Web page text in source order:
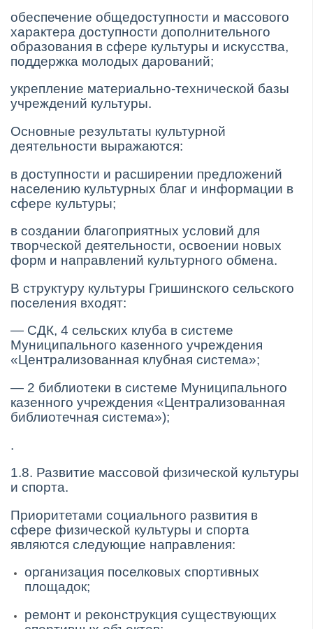
обеспечение общедоступности и массового
характера доступности дополнительного
образования в сфере культуры и искусства,
поддержка молодых дарований;
укрепление материально-технической базы
учрежде­ний культуры.
Основные результаты культурной
деятельности выражаются:
в доступности и расширении предложений
населению культурных благ и информации в
сфере культуры;
в создании благоприятных условий для
творческой деятельности, освоении новых
форм и направлений культурного обмена.
В структуру культуры Гришинского сельского
поселения входят:
— СДК, 4 сельских клуба в системе
Муниципального казенного учреждения
«Централизованная клубная система»;
— 2 библиотеки в системе Муниципального
казенного учреждения «Централизованная
библиотечная система»);
.
1.8. Развитие массовой физической культуры
и спорта.
Приоритетами социального развития в
сфере физической культуры и спорта
являются следующие направления:
организация поселковых спортивных
площадок;
ремонт и реконструкция существующих